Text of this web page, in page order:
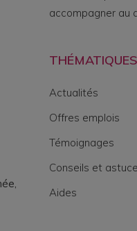
accompagner au
THÉMATIQUES
Actualités
Offres emplois
Témoignages
Conseils et
Aides